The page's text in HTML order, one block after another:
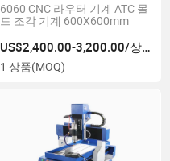
6060 CNC 라우터 기계 ATC 몰
드 조각 기계 600X600mm
US$2,400.00-3,200.00/상품
1 상품(MOQ)